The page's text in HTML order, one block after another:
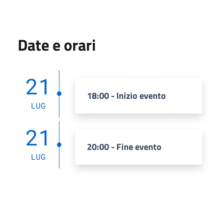
Date e orari
21
LUG
18:00 - Inizio evento
21
LUG
20:00 - Fine evento